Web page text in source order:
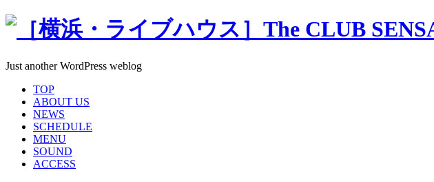
Just another WordPress weblog
TOP
ABOUT US
NEWS
SCHEDULE
MENU
SOUND
ACCESS